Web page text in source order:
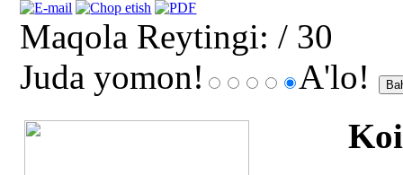
Maqola Reytingi: / 30
Juda yomon!
A'lo!